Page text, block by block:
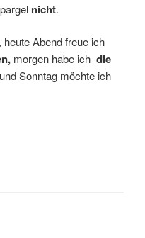
nicht.
Abend freue ich
morgen habe ich die
Sonntag möchte ich